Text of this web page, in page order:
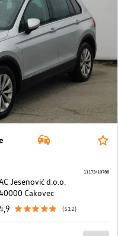
Jesenović d.o.o.
Cakovec
(512)
11173/10788